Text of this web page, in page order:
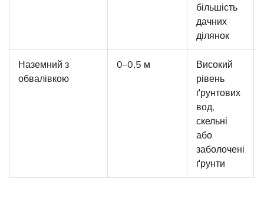
більшість
дачних
ділянок
Наземний з
обвалівкою
0–0,5 м
Високий
рівень
ґрунтових
вод,
скельні
або
заболочені
ґрунти